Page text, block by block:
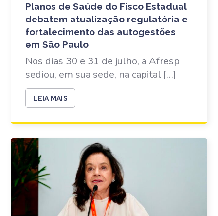
Planos de Saúde do Fisco Estadual
debatem atualização regulatória e
fortalecimento das autogestões
em São Paulo
Nos dias 30 e 31 de julho, a Afresp
sediou, em sua sede, na capital […]
LEIA MAIS